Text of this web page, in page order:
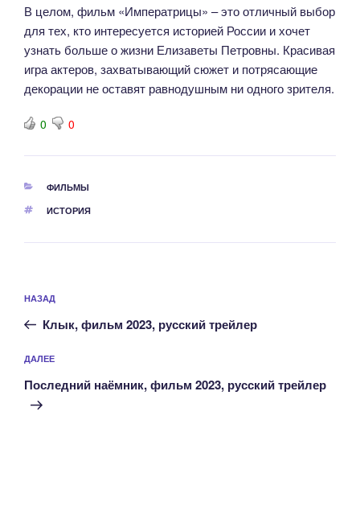
В целом, фильм «Императрицы» – это отличный выбор
для тех, кто интересуется историей России и хочет
узнать больше о жизни Елизаветы Петровны. Красивая
игра актеров, захватывающий сюжет и потрясающие
декорации не оставят равнодушным ни одного зрителя.
0 0
РУБРИКИ
ФИЛЬМЫ
МЕТКИ
ИСТОРИЯ
по
записям
Предыдущая
запись:
НАЗАД
Клык, фильм 2023, русский трейлер
Следующая
запись
ДАЛЕЕ
Последний наёмник, фильм 2023, русский трейлер